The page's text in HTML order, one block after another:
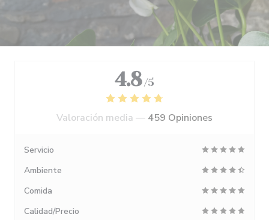
4.8 /5
Valoración media — 459 Opiniones
Servicio
Ambiente
Comida
Calidad/Precio